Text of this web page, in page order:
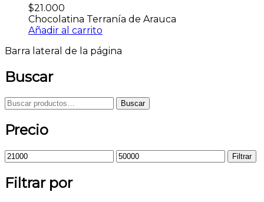
$21.000
Chocolatina Terranía de Arauca
Añadir al carrito
Barra lateral de la página
Buscar
Buscar
Precio
Filtrar
Filtrar por